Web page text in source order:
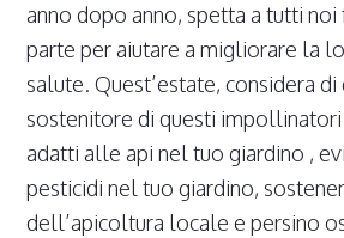
anno dopo anno, spetta a tutti noi
parte per aiutare a migliorare la
salute. Quest’estate, considera di
sostenitore di questi
adatti alle api nel tuo giardino ,
pesticidi nel tuo giardino,
dell’apicoltura locale e persino